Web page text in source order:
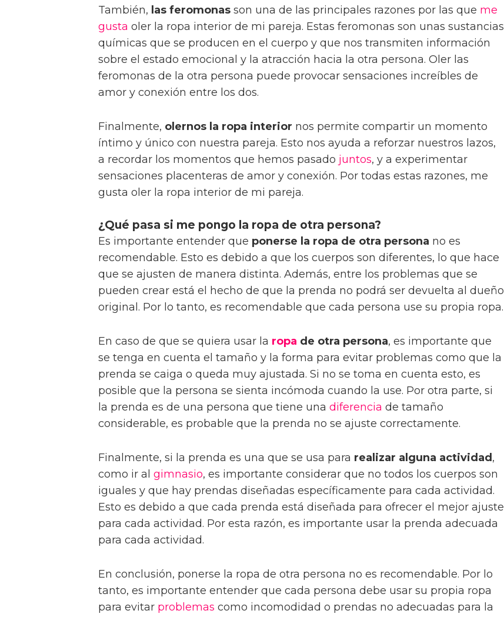
También, las feromonas son una de las principales razones por las que me
gusta oler la ropa interior de mi pareja. Estas feromonas son unas sustancias
químicas que se producen en el cuerpo y que nos transmiten información
sobre el estado emocional y la atracción hacia la otra persona. Oler las
feromonas de la otra persona puede provocar sensaciones increíbles de
amor y conexión entre los dos.
Finalmente, olernos la ropa interior nos permite compartir un momento
íntimo y único con nuestra pareja. Esto nos ayuda a reforzar nuestros lazos,
a recordar los momentos que hemos pasado juntos, y a experimentar
sensaciones placenteras de amor y conexión. Por todas estas razones, me
gusta oler la ropa interior de mi pareja.
¿Qué pasa si me pongo la ropa de otra persona?
Es importante entender que ponerse la ropa de otra persona no es
recomendable. Esto es debido a que los cuerpos son diferentes, lo que hace
que se ajusten de manera distinta. Además, entre los problemas que se
pueden crear está el hecho de que la prenda no podrá ser devuelta al dueño
original. Por lo tanto, es recomendable que cada persona use su propia ropa.
En caso de que se quiera usar la ropa de otra persona, es importante que
se tenga en cuenta el tamaño y la forma para evitar problemas como que la
prenda se caiga o queda muy ajustada. Si no se toma en cuenta esto, es
posible que la persona se sienta incómoda cuando la use. Por otra parte, si
la prenda es de una persona que tiene una diferencia de tamaño
considerable, es probable que la prenda no se ajuste correctamente.
Finalmente, si la prenda es una que se usa para realizar alguna actividad ,
como ir al gimnasio, es importante considerar que no todos los cuerpos son
iguales y que hay prendas diseñadas específicamente para cada actividad.
Esto es debido a que cada prenda está diseñada para ofrecer el mejor ajuste
para cada actividad. Por esta razón, es importante usar la prenda adecuada
para cada actividad.
En conclusión, ponerse la ropa de otra persona no es recomendable. Por lo
tanto, es importante entender que cada persona debe usar su propia ropa
para evitar problemas como incomodidad o prendas no adecuadas para la